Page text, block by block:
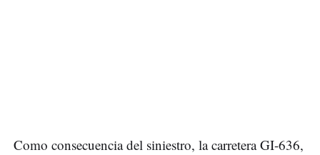
Como consecuencia del siniestro, la carretera GI-636,